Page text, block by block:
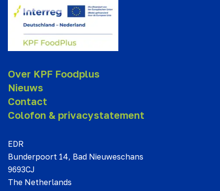
Over KPF Foodplus
Nieuws
Contact
Colofon & privacystatement
EDR
Bunderpoort 14, Bad Nieuweschans
9693CJ
The Netherlands